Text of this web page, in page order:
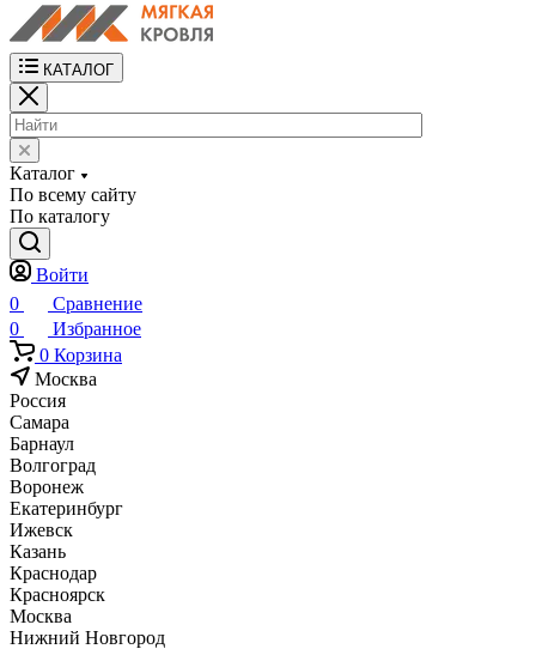
КАТАЛОГ
Каталог
По всему сайту
По каталогу
Войти
0
Сравнение
0
Избранное
0 Корзина
Москва
Россия
Самара
Барнаул
Волгоград
Воронеж
Екатеринбург
Ижевск
Казань
Краснодар
Красноярск
Москва
Нижний Новгород